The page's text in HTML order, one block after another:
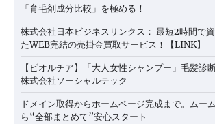
「育毛剤成分比較」を極める！
株式会社日本ビジネスリンクス： 最短2時間で
たWEB完結の売掛金買取サービス！【LINK】
【ビオルチア】「大人女性シャンプー」毛髪診
株式会社ソーシャルテック
ドメイン取得からホームページ完成まで。ムー
ら“全部まとめて”安心スタート